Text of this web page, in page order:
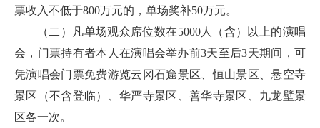
票收入不低于800万元的，单场奖补50万元。
（二）凡单场观众席位数在5000人（含）以上的演唱
会，门票持有者本人在演唱会举办前3天至后3天期间，可
凭演唱会门票免费游览云冈石窟景区、恒山景区、悬空寺
景区（不含登临）、华严寺景区、善华寺景区、九龙壁景
区各一次。